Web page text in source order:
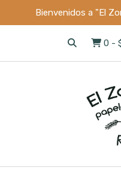
Bienvenidos a "El
0 -